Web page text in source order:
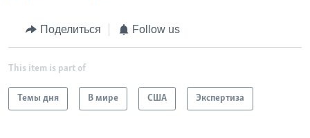
Поделиться Follow us
This item is part of
Темы дня В мире США Экспертиза